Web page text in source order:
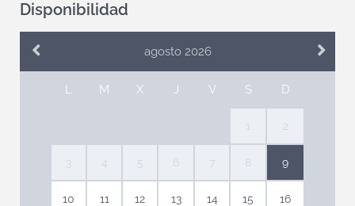
Disponibilidad
agosto 2026
L M X J V S D
1 2
3 4 5 6 7 8 9
10 11 12 13 14 15 16